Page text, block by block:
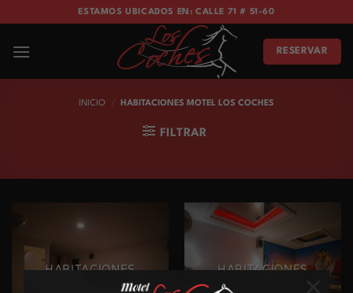
content
ESTAMOS UBICADOS EN: CALLE 71 # 51-60
RESERVAR
INICIO / HABITACIONES MOTEL LOS COCHES
FILTRAR
HABITACIONES
ESTÁNDAR
HABITACIONES